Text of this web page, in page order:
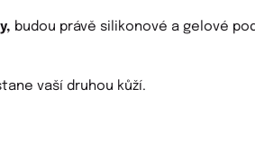
budou právě silikonové a gelové
vaší druhou kůží.